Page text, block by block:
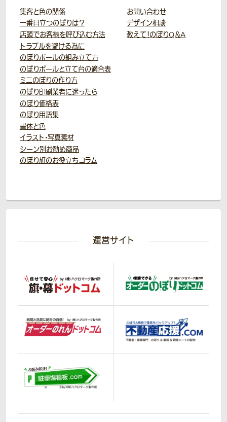
集客と色の関係
一番目立つのぼりは？
店頭でお客様を呼び込む方法
トラブルを避ける為に
のぼりポールの組み立て方
のぼりポールと立て台の適合表
ミニのぼりの作り方
のぼり印刷業者に迷ったら
のぼり価格表
のぼり用語集
書体と色
イラスト・写真素材
シーン別お勧め商品
のぼり旗のお役立ちコラム
お問い合わせ
デザイン相談
教えて！のぼりQ＆A
運営サイト